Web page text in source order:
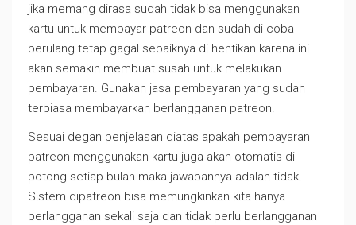
jika memang dirasa sudah tidak bisa menggunakan
kartu untuk membayar patreon dan sudah di coba
berulang tetap gagal sebaiknya di hentikan karena ini
akan semakin membuat susah untuk melakukan
pembayaran. Gunakan jasa pembayaran yang sudah
terbiasa membayarkan berlangganan patreon.
Sesuai degan penjelasan diatas apakah pembayaran
patreon menggunakan kartu juga akan otomatis di
potong setiap bulan maka jawabannya adalah tidak.
Sistem dipatreon bisa memungkinkan kita hanya
berlangganan sekali saja dan tidak perlu berlangganan